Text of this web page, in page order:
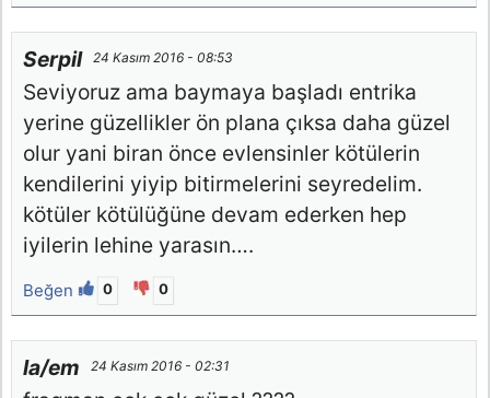
Serpil 24 Kasım 2016 - 08:53
Seviyoruz ama baymaya başladı entrika
yerine güzellikler ön plana çıksa daha güzel
olur yani biran önce evlensinler kötülerin
kendilerini yiyip bitirmelerini seyredelim.
kötüler kötülüğüne devam ederken hep
iyilerin lehine yarasın….
Beğen 0 0
la/em 24 Kasım 2016 - 02:31